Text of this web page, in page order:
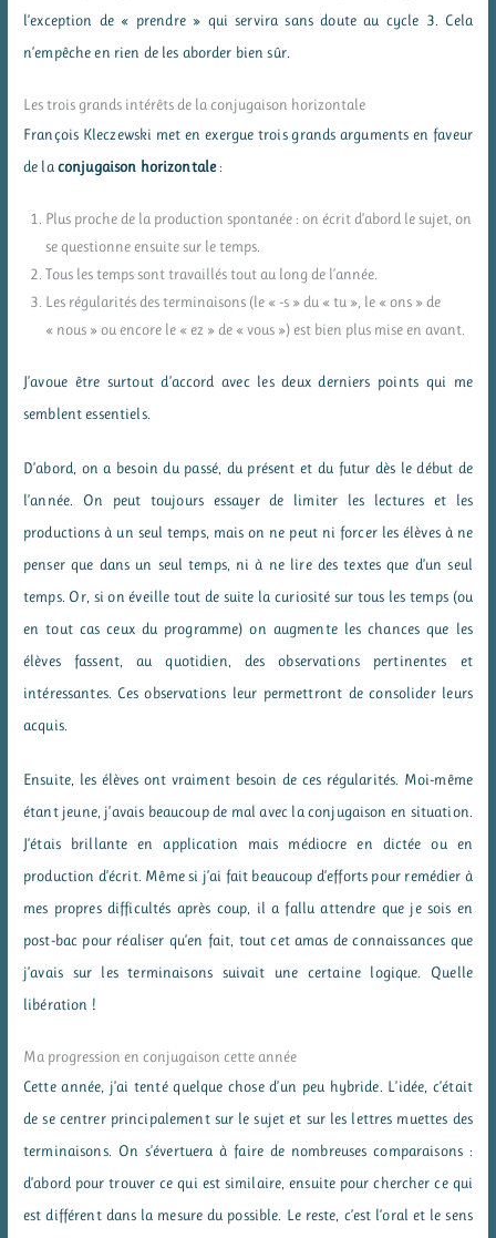
l’exception de « prendre » qui servira sans doute au cycle 3. Cela
n’empêche en rien de les aborder bien sûr.
Les trois grands intérêts de la conjugaison horizontale
François Kleczewski met en exergue trois grands arguments en faveur
de laconjugaison horizontale:
Plus proche de la production spontanée : on écrit d’abord le sujet, on
se questionne ensuite sur le temps.
Tous les temps sont travaillés tout au long de l’année.
Les régularités des terminaisons (le « -s » du « tu », le « ons » de
« nous » ou encore le « ez » de « vous ») est bien plus mise en avant.
J’avoue être surtout d’accord avec les deux derniers points qui me
semblent essentiels.
D’abord, on a besoin du passé, du présent et du futur dès le début de
l’année. On peut toujours essayer de limiter les lectures et les
productions à un seul temps, mais on ne peut ni forcer les élèves à ne
penser que dans un seul temps, ni à ne lire des textes que d’un seul
temps. Or, si on éveille tout de suite la curiosité sur tous les temps (ou
en tout cas ceux du programme) on augmente les chances que les
élèves fassent, au quotidien, des observations pertinentes et
intéressantes. Ces observations leur permettront de consolider leurs
acquis.
Ensuite, les élèves ont vraiment besoin de ces régularités. Moi-même
étant jeune, j’avais beaucoup de mal avec la conjugaison en situation.
J’étais brillante en application mais médiocre en dictée ou en
production d’écrit. Même si j’ai fait beaucoup d’efforts pour remédier à
mes propres difficultés après coup, il a fallu attendre que je sois en
post-bac pour réaliser qu’en fait, tout cet amas de connaissances que
j’avais sur les terminaisons suivait une certaine logique. Quelle
libération !
Ma progression en conjugaison cette année
Cette année, j’ai tenté quelque chose d’un peu hybride. L’idée, c’était
de se centrer principalement sur le sujet et sur les lettres muettes des
terminaisons. On s’évertuera à faire de nombreuses comparaisons :
d’abord pour trouver ce qui est similaire, ensuite pour chercher ce qui
est différent dans la mesure du possible. Le reste, c’est l’oral et le sens